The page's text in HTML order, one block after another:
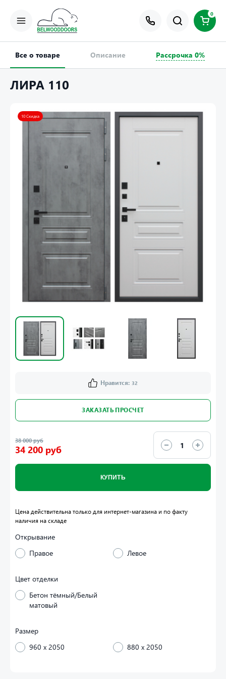
0
Все о товаре Описание Рассрочка 0%
ЛИРА 110
Нравится: 32
ЗАКАЗАТЬ ПРОСЧЕТ
38 000 руб
34 200 руб
КУПИТЬ
10 Скидка
Открывание
Правое
Левое
Цвет отделки
Бетон тёмный/Белый
матовый
Размер
960 x 2050
880 x 2050
Цена действительна только для интернет-магазина и по факту
наличия на складе